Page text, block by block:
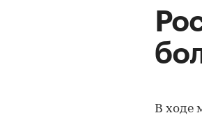
В ходе